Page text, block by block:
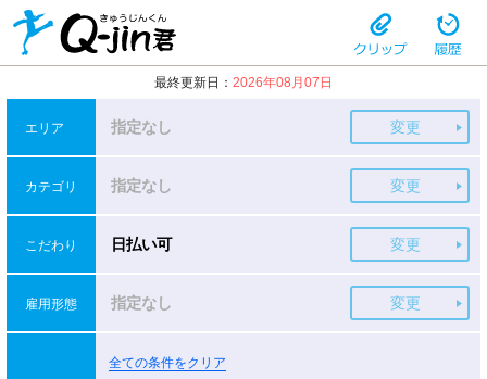
最終更新日： 2026年08月07日
エリア 変更
指定なし
カテゴリ 変更
指定なし
こだわり 変更
日払い可
雇用形態 変更
指定なし
全ての条件をクリア